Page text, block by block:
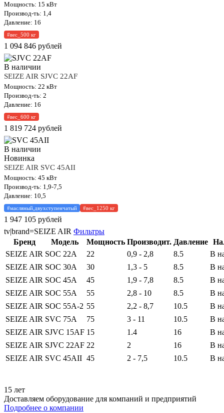
Мощность: 15 кВт
Производ-ть: 1,4
Давление: 16
#вес_500 кг
1 094 846 рублей
В наличии
SEIZE AIR SJVC 22AF
Мощность: 22 кВт
Производ-ть: 2
Давление: 16
#вес_600 кг
1 819 724 рублей
В наличии
Новинка
SEIZE AIR SVC 45AII
Мощность: 45 кВт
Производ-ть: 1,9-7,5
Давление: 10,5
#масляный,двухступенчатый #вес_1250 кг
1 947 105 рублей
tv|brand=SEIZE AIR Фильтры
Бренд
Модель Мощность Производит. Давление
SEIZE AIR SOC 22A 22 0,9 - 2,8 8.5
В
SEIZE AIR SOC 30A 30 1,3 - 5 8.5
В
SEIZE AIR SOC 45A 45 1,9 - 7,8 8.5
В
SEIZE AIR SOC 55A 55 2,8 - 10 8.5
В
SEIZE AIR SOC 55A-2 55 2,2 - 8,7 10.5
В
SEIZE AIR SVC 75A 75 3 - 11 10.5
В
SEIZE AIR SJVC 15AF 15 1.4 16
В
SEIZE AIR SJVC 22AF 22 2 16
В
SEIZE AIR SVC 45AII 45 2 - 7,5 10.5 В
15 лет
Доставляем оборудование для компаний и предприятий
Подробнее о компании